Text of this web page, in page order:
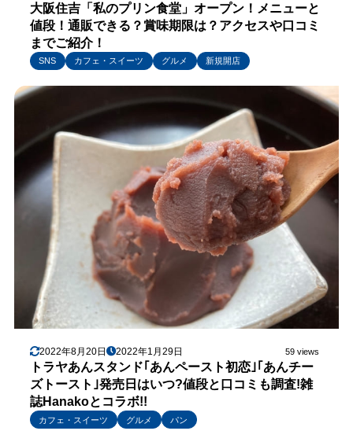
大阪住吉「私のプリン食堂」オープン！メニューと
値段！通販できる？賞味期限は？アクセスや口コミ
までご紹介！
SNS カフェ・スイーツ グルメ 新規開店
2022年8月20日 2022年1月29日 59 views
トラヤあんスタンド｢あんペースト初恋｣｢あんチー
ズトースト｣発売日はいつ?値段と口コミも調査!雑
誌Hanakoとコラボ!!
カフェ・スイーツ グルメ パン